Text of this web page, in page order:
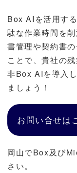
Box AIを活用す
駄な作業時間を
書管理や契約書
ことで、貴社の
非Box AIを導入
ましょう！
お問い合せは
岡山でBox及び
さい。